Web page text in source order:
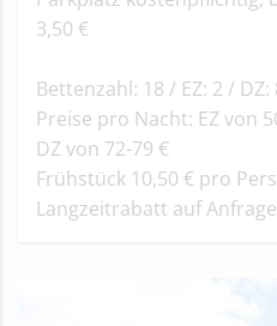
3,50 €
Bettenzahl: 18 / EZ: 2 / DZ:
Preise pro Nacht: EZ von
DZ von 72-79 €
Frühstück 10,50 € pro
Langzeitrabatt auf Anfrage